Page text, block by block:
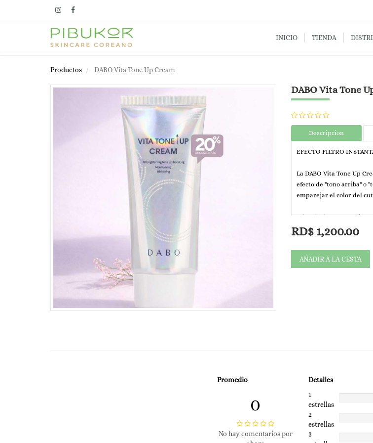
INICIO TIENDA
Productos DABO Vita Tone Up Cream
DABO Vita Tone
Descripcion
EFECTO FILTRO
La DABO Vita Tone Up
efecto de "tono arriba" o
emparejar el color del
Además de su efecto
piel a largo plazo.
Beneficios que se le
RD$ 1,200.00
AÑADIR A LA CESTA
Promedio
0
No hay comentarios por
Detalles
1
estrellas
2
estrellas
3